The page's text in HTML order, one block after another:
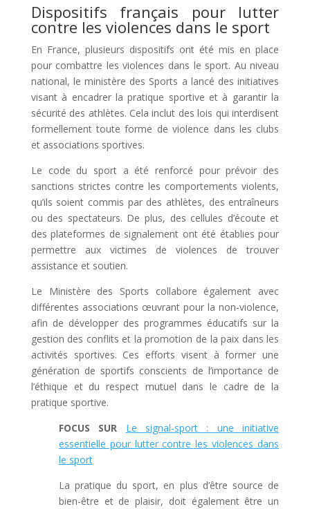
Dispositifs français pour lutter
contre les violences dans le sport
En France, plusieurs dispositifs ont été mis en place
pour combattre les violences dans le sport. Au niveau
national, le ministère des Sports a lancé des initiatives
visant à encadrer la pratique sportive et à garantir la
sécurité des athlètes. Cela inclut des lois qui interdisent
formellement toute forme de violence dans les clubs
et associations sportives.
Le code du sport a été renforcé pour prévoir des
sanctions strictes contre les comportements violents,
qu’ils soient commis par des athlètes, des entraîneurs
ou des spectateurs. De plus, des cellules d’écoute et
des plateformes de signalement ont été établies pour
permettre aux victimes de violences de trouver
assistance et soutien.
Le Ministère des Sports collabore également avec
différentes associations œuvrant pour la non-violence,
afin de développer des programmes éducatifs sur la
gestion des conflits et la promotion de la paix dans les
activités sportives. Ces efforts visent à former une
génération de sportifs conscients de l’importance de
l’éthique et du respect mutuel dans le cadre de la
pratique sportive.
FOCUS SUR
Le signal-sport : une initiative
essentielle pour lutter contre les violences dans
le sport
La pratique du sport, en plus d’être source de
bien-être et de plaisir, doit également être un